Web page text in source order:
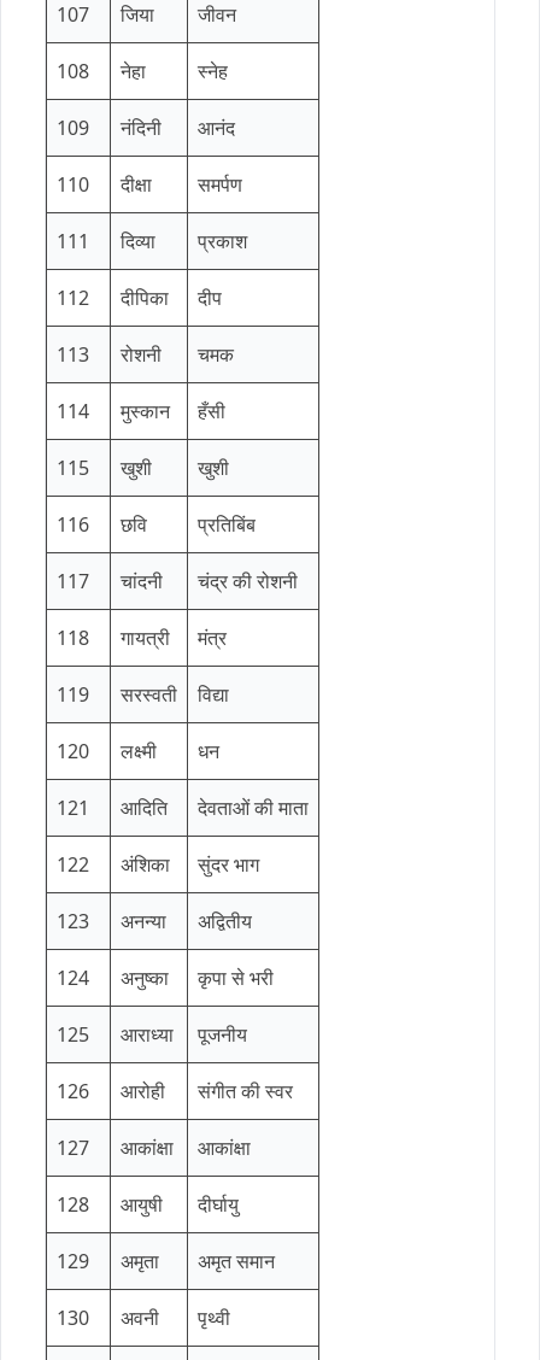
107 जिया जीवन
108 नेहा स्नेह
109 नंदिनी आनंद
110 दीक्षा समर्पण
111 दिव्या प्रकाश
112 दीपिका दीप
113 रोशनी चमक
114 मुस्कान हँसी
115 खुशी खुशी
116 छवि प्रतिबिंब
117 चांदनी चंद्र की रोशनी
118 गायत्री मंत्र
119 सरस्वती विद्या
120 लक्ष्मी धन
121 आदिति देवताओं की माता
122 अंशिका सुंदर भाग
123 अनन्या अद्वितीय
124 अनुष्का कृपा से भरी
125 आराध्या पूजनीय
126 आरोही संगीत की स्वर
127 आकांक्षा आकांक्षा
128 आयुषी दीर्घायु
129 अमृता अमृत समान
130 अवनी पृथ्वी